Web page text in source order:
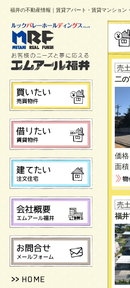
福井の不動産情報｜賃貸アパート・賃貸マンショ
売
二の
価
面
売
福